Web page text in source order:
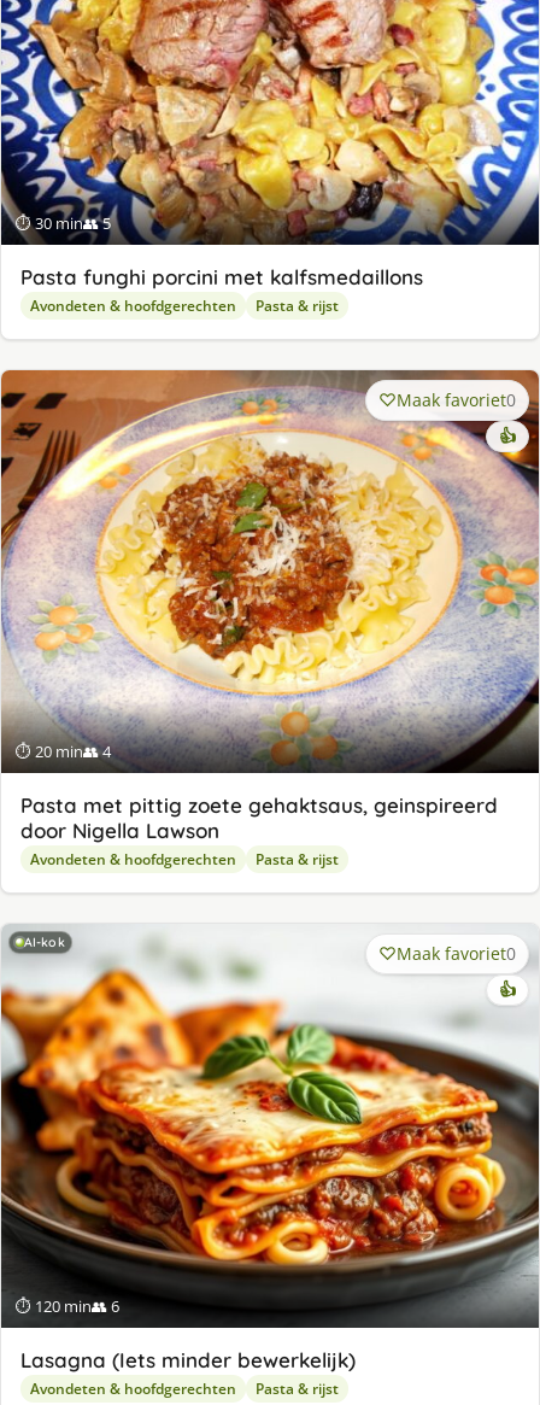
⏱ 30 min👥 5
Pasta funghi porcini met kalfsmedaillons
Avondeten & hoofdgerechten Pasta & rijst
⏱ 20 min👥 4
Maak favoriet0
👍
Pasta met pittig zoete gehaktsaus, geinspireerd
door Nigella Lawson
Avondeten & hoofdgerechten Pasta & rijst
AI-kok
⏱ 120 min👥 6
Maak favoriet0
👍
Lasagna (Iets minder bewerkelijk)
Avondeten & hoofdgerechten Pasta & rijst